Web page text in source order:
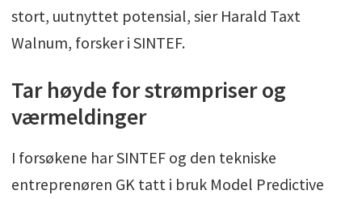
stort, uutnyttet potensial, sier Harald Taxt
Walnum, forsker i SINTEF.
Tar høyde for strømpriser og
værmeldinger
I forsøkene har SINTEF og den tekniske
entreprenøren GK tatt i bruk Model Predictive